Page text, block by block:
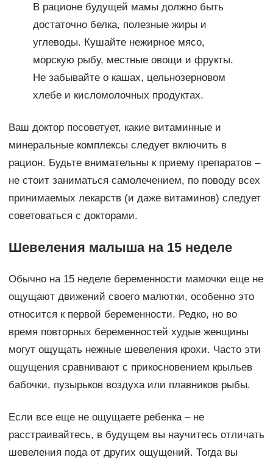
В рационе будущей мамы должно быть
достаточно белка, полезные жиры и
углеводы. Кушайте нежирное мясо,
морскую рыбу, местные овощи и фрукты.
Не забывайте о кашах, цельнозерновом
хлебе и кисломолочных продуктах.
Ваш доктор посоветует, какие витаминные и
минеральные комплексы следует включить в
рацион. Будьте внимательны к приему препаратов –
не стоит заниматься самолечением, по поводу всех
принимаемых лекарств (и даже витаминов) следует
советоваться с докторами.
Шевеления малыша на 15 неделе
Обычно на 15 неделе беременности мамочки еще не
ощущают движений своего малютки, особенно это
относится к первой беременности. Редко, но во
время повторных беременностей худые женщины
могут ощущать нежные шевеления крохи. Часто эти
ощущения сравнивают с прикосновением крыльев
бабочки, пузырьков воздуха или плавников рыбы.
Если все еще не ощущаете ребенка – не
расстраивайтесь, в будущем вы научитесь отличать
шевеления пода от других ощущений. Тогда вы